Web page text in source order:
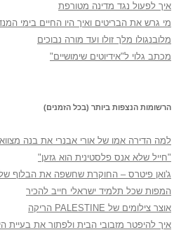
איך לפעול נגד מדינה מטורפת
מי גרש את הבריטים ואיך היו החיים בימי
מלובנגולו מלך זולו ועד מורה נבוכים
מכתב גלוי ל"אידיוטים שימושיים"
הרשומות הנצפות ביותר (בכל הזמנים)
למה הדירה אמו של אורי אבנרי את בנה
"חייל שלא אנס פלסטינית הוא גזען"
ג'ואן פיטרס – החוקרת שחשפה את הבלוף
המפות שכל תלמיד ישראלי חייב להכיר
אוצר צילומים של PALESTINE הריקה
איך להיפטר מזבובי הבית ולפתור את בעיית